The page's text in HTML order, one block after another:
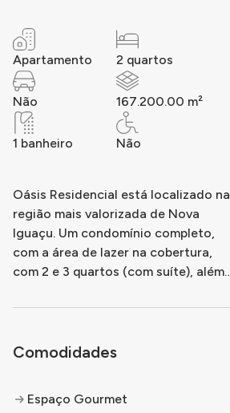
Apartamento 2 quartos
Não 167.200.00 m²
1 banheiro Não
Oásis Residencial está localizado na
região mais valorizada de Nova
Iguaçu. Um condomínio completo,
com a área de lazer na cobertura,
com 2 e 3 quartos (com suíte), além
um resort, com muita sofisticação e
Comodidades
Espaço Gourmet